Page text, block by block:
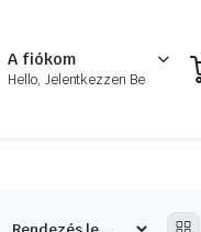
A fiókom
Hello, Jelentkezzen Be